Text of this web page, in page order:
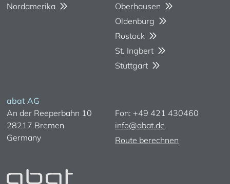
Nordamerika
Oberhausen
Oldenburg
Rostock
St. Ingbert
Stuttgart
abat AG
An der Reeperbahn 10
28217 Bremen
Germany
Fon: +49 421 430460
info@abat.de
Route berechnen